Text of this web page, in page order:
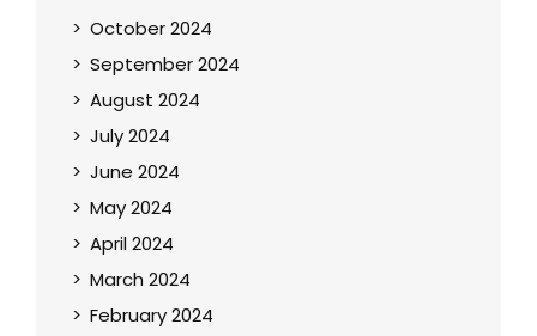
October 2024
September 2024
August 2024
July 2024
June 2024
May 2024
April 2024
March 2024
February 2024